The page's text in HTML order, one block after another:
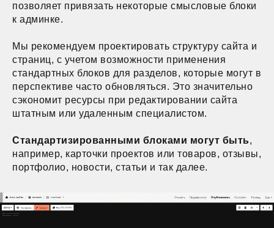
позволяет привязать некоторые смысловые блоки
к админке.
Мы рекомендуем проектировать структуру сайта и
страниц, с учетом возможности применения
стандартных блоков для разделов, которые могут в
перспективе часто обновляться. Это значительно
сэкономит ресурсы при редактировании сайта
штатным или удаленным специалистом.
Стандартизированными блоками могут быть,
например, карточки проектов или товаров, отзывы,
портфолио, новости, статьи и так далее.